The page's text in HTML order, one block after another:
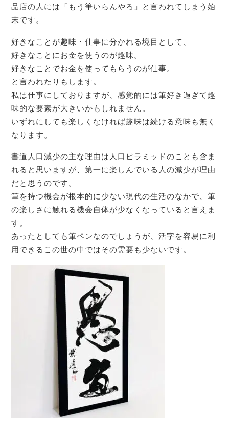
品店の人には「もう筆いらんやろ」と言われてしまう始
末です。
好きなことが趣味・仕事に分かれる境目として、
好きなことにお金を使うのが趣味。
好きなことでお金を使ってもらうのが仕事。
と言われたりもします。
私は仕事にしておりますが、感覚的には筆好き過ぎて趣
味的な要素が大きいかもしれません。
いずれにしても楽しくなければ趣味は続ける意味も無く
なります。
書道人口減少の主な理由は人口ピラミッドのことも含ま
れると思いますが、第一に楽しんでいる人の減少が理由
だと思うのです。
筆を持つ機会が根本的に少ない現代の生活のなかで、筆
の楽しさに触れる機会自体が少なくなっていると言えま
す。
あったとしても筆ペンなのでしょうが、活字を容易に利
用できるこの世の中ではその需要も少ないです。